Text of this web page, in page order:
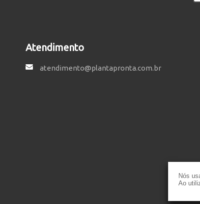
Nós
Ao
Atendimento
atendimento@plantapronta.com.br